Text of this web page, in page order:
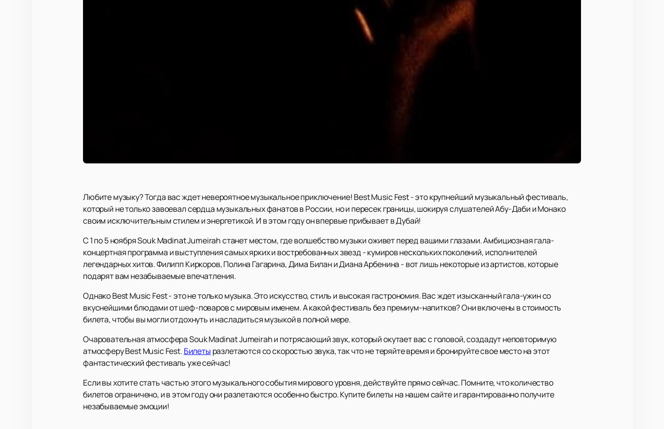
Любите музыку? Тогда вас ждет невероятное музыкальное приключение! Best Music Fest - это крупнейший музыкальный фестиваль,
который не только завоевал сердца музыкальных фанатов в России, но и пересек границы, шокируя слушателей Абу-Даби и Монако
своим исключительным стилем и энергетикой. И в этом году он впервые прибывает в Дубай!
С 1 по 5 ноября Souk Madinat Jumeirah станет местом, где волшебство музыки оживет перед вашими глазами. Амбициозная гала-
концертная программа и выступления самых ярких и востребованных звезд - кумиров нескольких поколений, исполнителей
легендарных хитов. Филипп Киркоров, Полина Гагарина, Дима Билан и Диана Арбенина - вот лишь некоторые из артистов, которые
подарят вам незабываемые впечатления.
Однако Best Music Fest - это не только музыка. Это искусство, стиль и высокая гастрономия. Вас ждет изысканный гала-ужин со
вкуснейшими блюдами от шеф-поваров с мировым именем. А какой фестиваль без премиум-напитков? Они включены в стоимость
билета, чтобы вы могли отдохнуть и насладиться музыкой в полной мере.
Очаровательная атмосфера Souk Madinat Jumeirah и потрясающий звук, который окутает вас с головой, создадут неповторимую
атмосферу Best Music Fest. Билеты разлетаются со скоростью звука, так что не теряйте время и бронируйте свое место на этот
фантастический фестиваль уже сейчас!
Если вы хотите стать частью этого музыкального события мирового уровня, действуйте прямо сейчас. Помните, что количество
билетов ограничено, и в этом году они разлетаются особенно быстро. Купите билеты на нашем сайте и гарантированно получите
незабываемые эмоции!